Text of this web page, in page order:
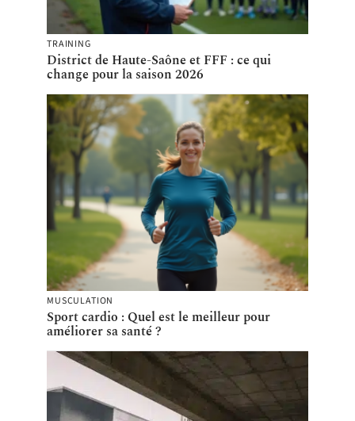
TRAINING
District de Haute-Saône et FFF : ce qui
change pour la saison 2026
MUSCULATION
Sport cardio : Quel est le meilleur pour
améliorer sa santé ?